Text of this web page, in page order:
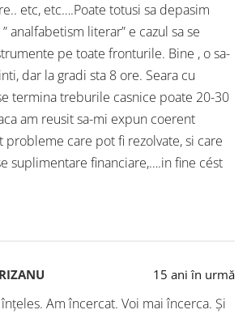
etc, etc….Poate totusi sa depasim
analfabetism literar” e cazul sa se
pe toate fronturile. Bine , o sa-
dar la gradi sta 8 ore. Seara cu
termina treburile casnice poate 20-30
am reusit sa-mi expun coerent
probleme care pot fi rezolvate, si care
suplimentare financiare,….in fine cést
15 ani în urmă
Am încercat. Voi mai încerca. Și